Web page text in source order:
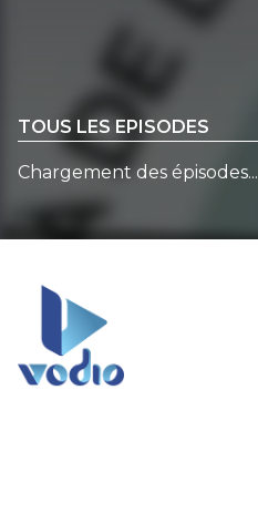
TOUS LES EPISODES
Chargement des épisodes...